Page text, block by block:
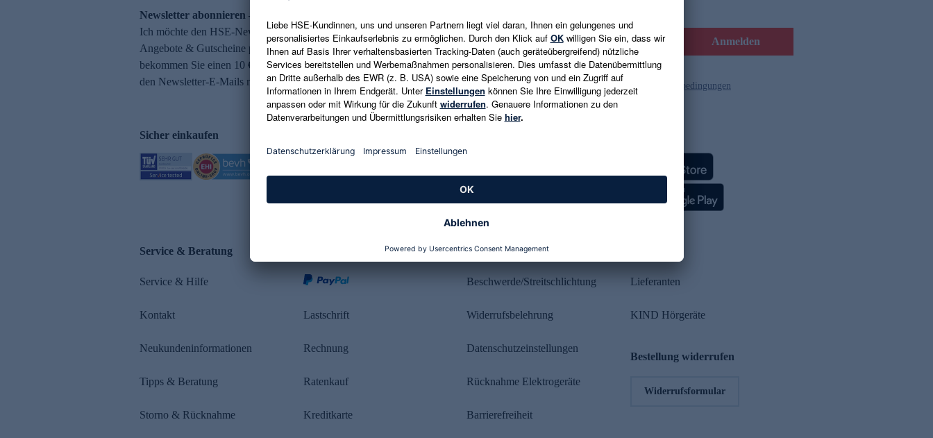
Newsletter abonnieren – 10 € Gutschein erhalten
Ich möchte den HSE-Newsletter abonnieren und aktuelle Trends,
Angebote & Gutscheine per E-Mail erhalten. Als Dankeschön
bekommen Sie einen 10 € Gutschein. Eine Abmeldung ist jederzeit in
den Newsletter-E-Mails möglich.
E-Mail-Adresse eingeben Anmelden
Es gelten die Datenschutzrichtlinien und die Gutscheinbedingungen
Sicher einkaufen
Service & Beratung
Service & Hilfe
Kontakt
Neukundeninformationen
Tipps & Beratung
Storno & Rücknahme
Lastschrift
Rechnung
Ratenkauf
Kreditkarte
Rechtliches
Beschwerde/Streitschlichtung
Widerrufsbelehrung
Datenschutzeinstellungen
Rücknahme Elektrogeräte
Barrierefreiheit
Lieferanten
KIND Hörgeräte
Bestellung widerrufen
Widerrufsformular